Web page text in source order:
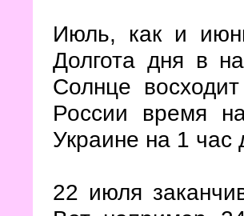
Июль, как и
Долгота дня в
Солнце
России время
Украине на 1 час
22 июля